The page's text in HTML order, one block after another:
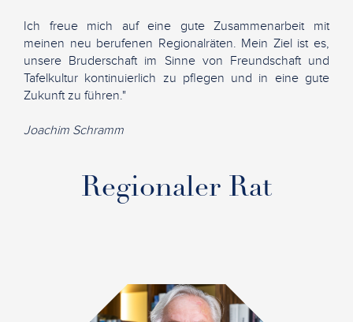
Ich freue mich auf eine gute Zusammenarbeit mit
meinen neu berufenen Regionalräten. Mein Ziel ist es,
unsere Bruderschaft im Sinne von Freundschaft und
Tafelkultur kontinuierlich zu pflegen und in eine gute
Zukunft zu führen."
Joachim Schramm
Regionaler Rat